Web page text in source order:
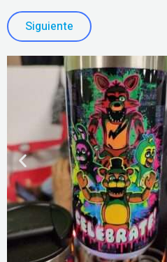
Siguiente